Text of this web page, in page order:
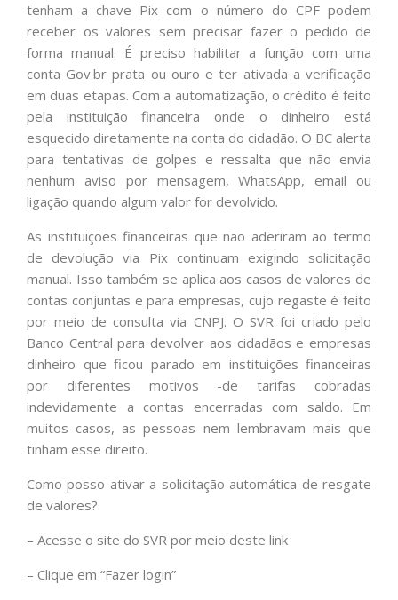
tenham a chave Pix com o número do CPF podem
receber os valores sem precisar fazer o pedido de
forma manual. É preciso habilitar a função com uma
conta Gov.br prata ou ouro e ter ativada a verificação
em duas etapas. Com a automatização, o crédito é feito
pela instituição financeira onde o dinheiro está
esquecido diretamente na conta do cidadão. O BC alerta
para tentativas de golpes e ressalta que não envia
nenhum aviso por mensagem, WhatsApp, email ou
ligação quando algum valor for devolvido.
As instituições financeiras que não aderiram ao termo
de devolução via Pix continuam exigindo solicitação
manual. Isso também se aplica aos casos de valores de
contas conjuntas e para empresas, cujo regaste é feito
por meio de consulta via CNPJ. O SVR foi criado pelo
Banco Central para devolver aos cidadãos e empresas
dinheiro que ficou parado em instituições financeiras
por diferentes motivos -de tarifas cobradas
indevidamente a contas encerradas com saldo. Em
muitos casos, as pessoas nem lembravam mais que
tinham esse direito.
Como posso ativar a solicitação automática de resgate
de valores?
– Acesse o site do SVR por meio deste link
– Clique em “Fazer login”